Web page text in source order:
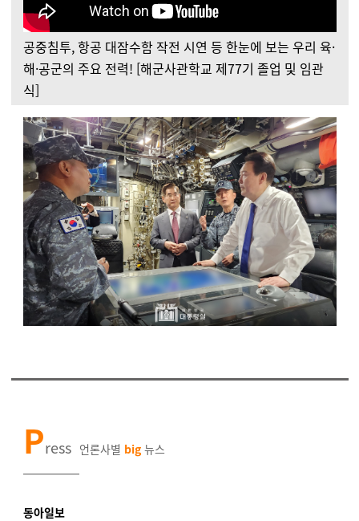
공중침투, 항공 대잠수함 작전 시연 등 한눈에 보는 우리 육·
해·공군의 주요 전력! [해군사관학교 제77기 졸업 및 임관
식]
Press 언론사별 big 뉴스
￣￣￣￣￣
동아일보